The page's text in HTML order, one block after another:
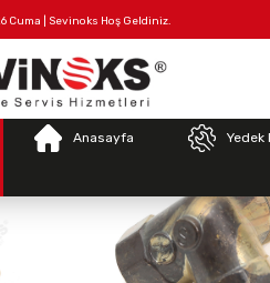
Cuma | Sevinoks Hoş Geldiniz.
Hakkımızdaİletişim
Anasayfa
Yedek